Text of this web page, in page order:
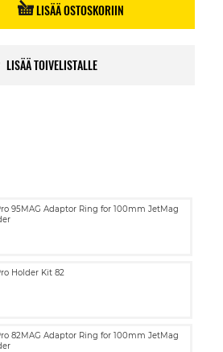
LISÄÄ OSTOSKORIIN
LISÄÄ TOIVELISTALLE
95MAG Adaptor Ring for 100mm JetMag
Holder Kit 82
82MAG Adaptor Ring for 100mm JetMag